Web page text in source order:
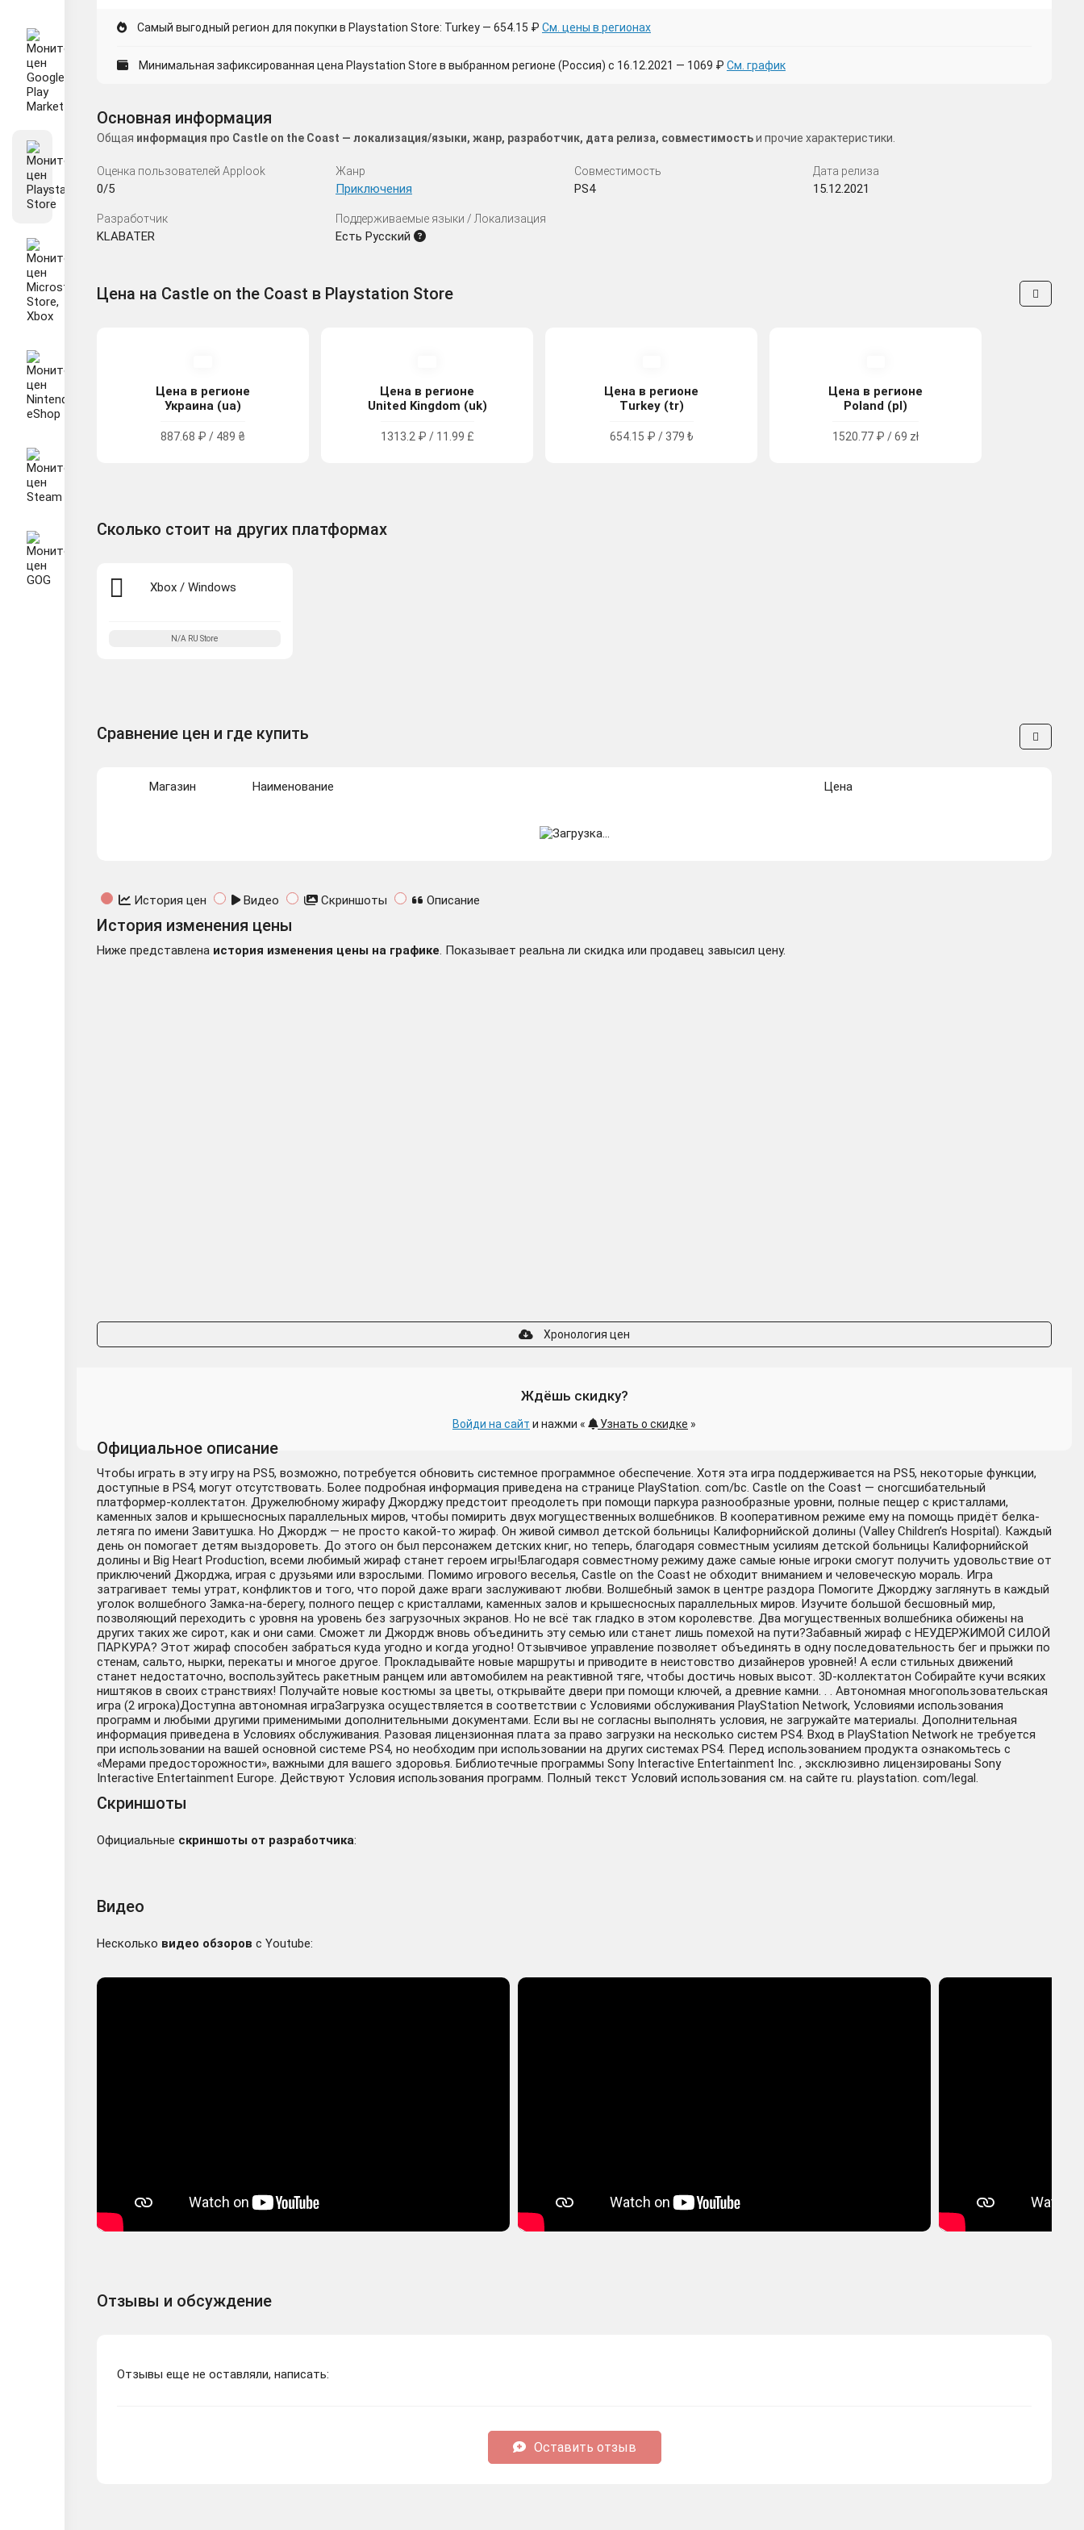
Самый выгодный регион для покупки в Playstation Store: Turkey — 654.15 ₽ См. цены в регионах
Минимальная зафиксированная цена Playstation Store в выбранном регионе (Россия) с 16.12.2021 — 1069 ₽ См. график
Основная информация
Общая информация про Castle on the Coast — локализация/языки, жанр, разработчик, дата релиза, совместимостьи прочие характеристики.
Оценка пользователей Applook
0/5
Жанр
Приключения
Совместимость
PS4
Дата релиза
15.12.2021
Разработчик
KLABATER
Поддерживаемые языки / Локализация
Есть Русский
Цена на Castle on the Coast в Playstation Store
Цена в регионе
Украина (ua)
887.68 ₽ / 489 ₴
Цена в регионе
United Kingdom (uk)
1313.2 ₽ / 11.99 £
Цена в регионе
Turkey (tr)
654.15 ₽ / 379 ₺
Цена в регионе
Poland (pl)
1520.77 ₽ / 69 zł
Сколько стоит на других платформах
Xbox / Windows
N/A RU Store
Сравнение цен и где купить
Магазин Наименование Цена
История цен Видео Скриншоты Описание
История изменения цены
Ниже представлена история изменения цены на графике. Показывает реальна ли скидка или продавец завысил цену.
Хронология цен
Ждёшь скидку?
Войди на сайт и нажми « Узнать о скидке »
Официальное описание
Чтобы играть в эту игру на PS5, возможно, потребуется обновить системное программное обеспечение. Хотя эта игра поддерживается на PS5, некоторые функции,
доступные в PS4, могут отсутствовать. Более подробная информация приведена на странице PlayStation. com/bc. Castle on the Coast — сногсшибательный
платформер-коллектатон. Дружелюбному жирафу Джорджу предстоит преодолеть при помощи паркура разнообразные уровни, полные пещер с кристаллами,
каменных залов и крышесносных параллельных миров, чтобы помирить двух могущественных волшебников. В кооперативном режиме ему на помощь придёт белка-
летяга по имени Завитушка. Но Джордж — не просто какой-то жираф. Он живой символ детской больницы Калифорнийской долины (Valley Children’s Hospital). Каждый
день он помогает детям выздороветь. До этого он был персонажем детских книг, но теперь, благодаря совместным усилиям детской больницы Калифорнийской
долины и Big Heart Production, всеми любимый жираф станет героем игры!Благодаря совместному режиму даже самые юные игроки смогут получить удовольствие от
приключений Джорджа, играя с друзьями или взрослыми. Помимо игрового веселья, Castle on the Coast не обходит вниманием и человеческую мораль. Игра
затрагивает темы утрат, конфликтов и того, что порой даже враги заслуживают любви. Волшебный замок в центре раздора Помогите Джорджу заглянуть в каждый
уголок волшебного Замка-на-берегу, полного пещер с кристаллами, каменных залов и крышесносных параллельных миров. Изучите большой бесшовный мир,
позволяющий переходить с уровня на уровень без загрузочных экранов. Но не всё так гладко в этом королевстве. Два могущественных волшебника обижены на
других таких же сирот, как и они сами. Сможет ли Джордж вновь объединить эту семью или станет лишь помехой на пути?Забавный жираф с НЕУДЕРЖИМОЙ СИЛОЙ
ПАРКУРА? Этот жираф способен забраться куда угодно и когда угодно! Отзывчивое управление позволяет объединять в одну последовательность бег и прыжки по
стенам, сальто, нырки, перекаты и многое другое. Прокладывайте новые маршруты и приводите в неистовство дизайнеров уровней! А если стильных движений
станет недостаточно, воспользуйтесь ракетным ранцем или автомобилем на реактивной тяге, чтобы достичь новых высот. 3D-коллектатон Собирайте кучи всяких
ништяков в своих странствиях! Получайте новые костюмы за цветы, открывайте двери при помощи ключей, а древние камни. . . Автономная многопользовательская
игра (2 игрока)Доступна автономная играЗагрузка осуществляется в соответствии с Условиями обслуживания PlayStation Network, Условиями использования
программ и любыми другими применимыми дополнительными документами. Если вы не согласны выполнять условия, не загружайте материалы. Дополнительная
информация приведена в Условиях обслуживания. Разовая лицензионная плата за право загрузки на несколько систем PS4. Вход в PlayStation Network не требуется
при использовании на вашей основной системе PS4, но необходим при использовании на других системах PS4. Перед использованием продукта ознакомьтесь с
«Мерами предосторожности», важными для вашего здоровья. Библиотечные программы Sony Interactive Entertainment Inc. , эксклюзивно лицензированы Sony
Interactive Entertainment Europe. Действуют Условия использования программ. Полный текст Условий использования см. на сайте ru. playstation. com/legal.
Скриншоты
Официальные скриншоты от разработчика:
Видео
Несколько видео обзоров с Youtube:
Отзывы и обсуждение
Отзывы еще не оставляли, написать:
Оставить отзыв